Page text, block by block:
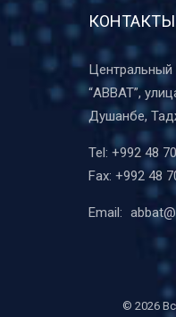
КОНТАКТЫ
“ABBAT”,
Душанбе,
Tel: +992 48
Fax: +992 48
Email:
© 2026